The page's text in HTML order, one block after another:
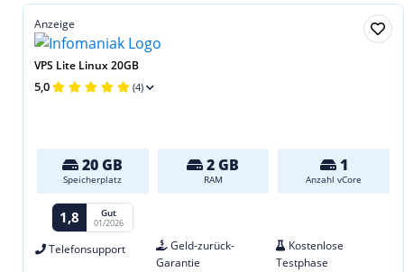
Anzeige
VPS Lite Linux 20GB
5,0 (4)
20 GB
Speicherplatz
2 GB
RAM
1
Anzahl vCore
1,8 Gut
01/2026
Telefonsupport
Geld-zurück-
Garantie
Kostenlose
Testphase